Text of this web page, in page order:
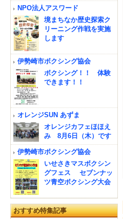
NPO法人アスワード
境まちなか歴史探索ク
リーニング作戦を実施
します
伊勢崎市ボクシング協会
ボクシング！！ 体験
できます！！
オレンジSUN あずま
オレンジカフェほほえ
み 8月6日（木）です
伊勢崎市ボクシング協会
いせさきマスボクシン
グフェス セブンナッ
ツ青空ボクシング大会
おすすめ特集記事